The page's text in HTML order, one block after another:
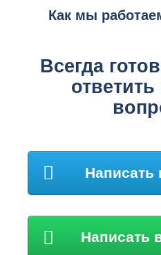
Как мы
Всегда
Написать
Написать